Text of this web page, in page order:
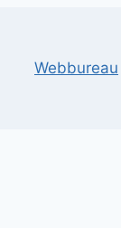
Webbureau